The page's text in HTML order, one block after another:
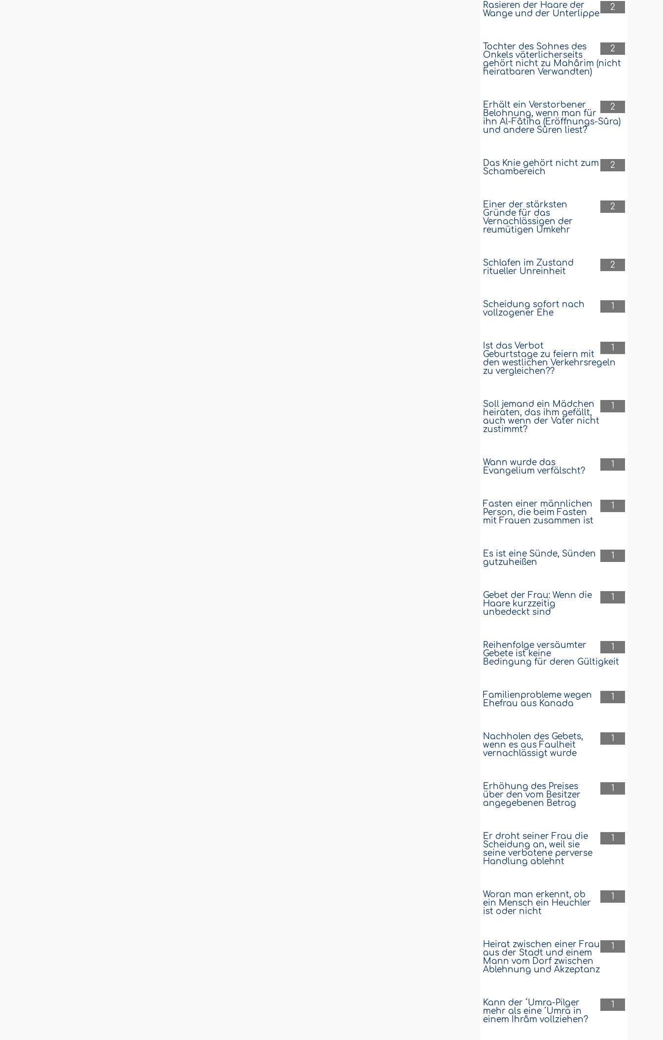
2
Rasieren der Haare der
Wange und der Unterlippe
2
Tochter des Sohnes des
Onkels väterlicherseits
gehört nicht zu Mahârim (nicht
heiratbaren Verwandten)
2
Erhält ein Verstorbener
Belohnung, wenn man für
ihn Al-Fâtiha (Eröffnungs-Sûra)
und andere Sûren liest?
2
Das Knie gehört nicht zum
Schambereich
2
Einer der stärksten
Gründe für das
Vernachlässigen der
reumütigen Umkehr
2
Schlafen im Zustand
ritueller Unreinheit
1
Scheidung sofort nach
vollzogener Ehe
1
Ist das Verbot
Geburtstage zu feiern mit
den westlichen Verkehrsregeln
zu vergleichen??
1
Soll jemand ein Mädchen
heiraten, das ihm gefällt,
auch wenn der Vater nicht
zustimmt?
1
Wann wurde das
Evangelium verfälscht?
1
Fasten einer männlichen
Person, die beim Fasten
mit Frauen zusammen ist
1
Es ist eine Sünde, Sünden
gutzuheißen
1
Gebet der Frau: Wenn die
Haare kurzzeitig
unbedeckt sind
1
Reihenfolge versäumter
Gebete ist keine
Bedingung für deren Gültigkeit
1
Familienprobleme wegen
Ehefrau aus Kanada
1
Nachholen des Gebets,
wenn es aus Faulheit
vernachlässigt wurde
1
Erhöhung des Preises
über den vom Besitzer
angegebenen Betrag
1
Er droht seiner Frau die
Scheidung an, weil sie
seine verbotene perverse
Handlung ablehnt
1
Woran man erkennt, ob
ein Mensch ein Heuchler
ist oder nicht
1
Heirat zwischen einer Frau
aus der Stadt und einem
Mann vom Dorf zwischen
Ablehnung und Akzeptanz
1
Kann der ´Umra-Pilger
mehr als eine ´Umra in
einem Ihrâm vollziehen?